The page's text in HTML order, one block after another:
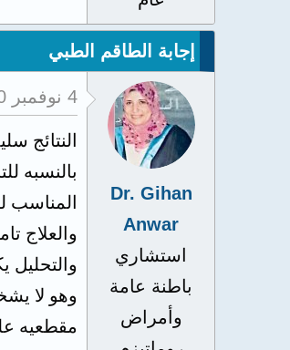
إجابة الطاقم الطبي
Dr. Gihan
Anwar
استشاري
باطنة عامة
وأمراض
4 نوفمبر 2020
النتائج
المناسب لسن 60 هو ان لا يزيد عن 4 والنسبه لديك
والعلاج
وهو لا
مقطعيه